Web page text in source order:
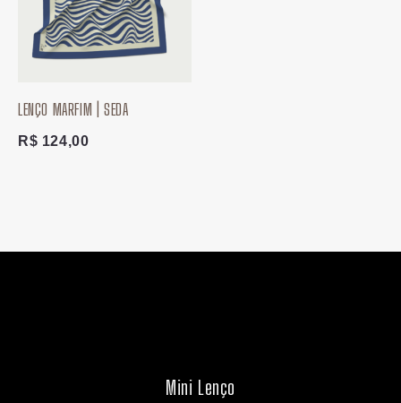
LENÇO MARFIM | SEDA
R$ 124,00
Mini Lenço